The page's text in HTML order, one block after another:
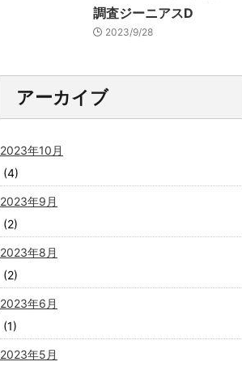
調査ジーニアスD
2023/9/28
アーカイブ
2023年10月
(4)
2023年9月
(2)
2023年8月
(2)
2023年6月
(1)
2023年5月